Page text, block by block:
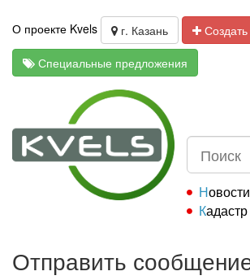
О проекте Kvels г. Казань
Специальные предложения
Новости
Кадастр
Отправить